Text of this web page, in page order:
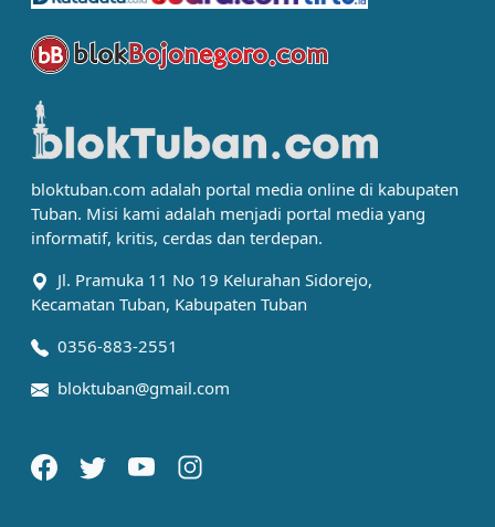
bloktuban.com adalah portal media online di kabupaten
Tuban. Misi kami adalah menjadi portal media yang
informatif, kritis, cerdas dan terdepan.
Jl. Pramuka 11 No 19 Kelurahan Sidorejo,
Kecamatan Tuban, Kabupaten Tuban
0356-883-2551
bloktuban@gmail.com